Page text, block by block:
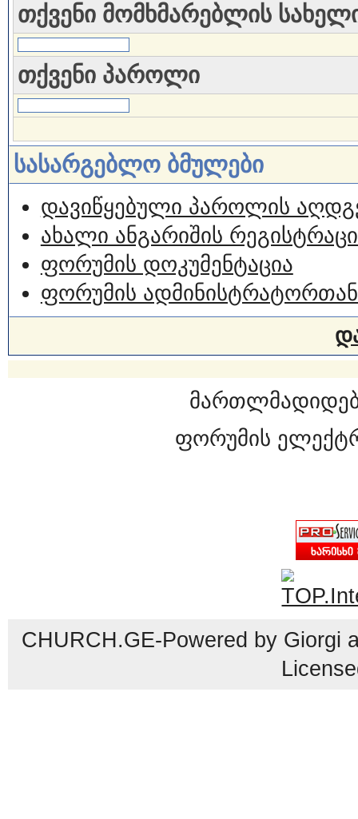
თქვენი მომხმარებლის
თქვენი პაროლი
სასარგებლო ბმულები
დავიწყებული პაროლის
ახალი ანგარიშის
ფორუმის დოკუმენტაცია
ფორუმის ადმინისტრატორთან
ფორუმის
CHURCH.GE-Powered by Giorgi